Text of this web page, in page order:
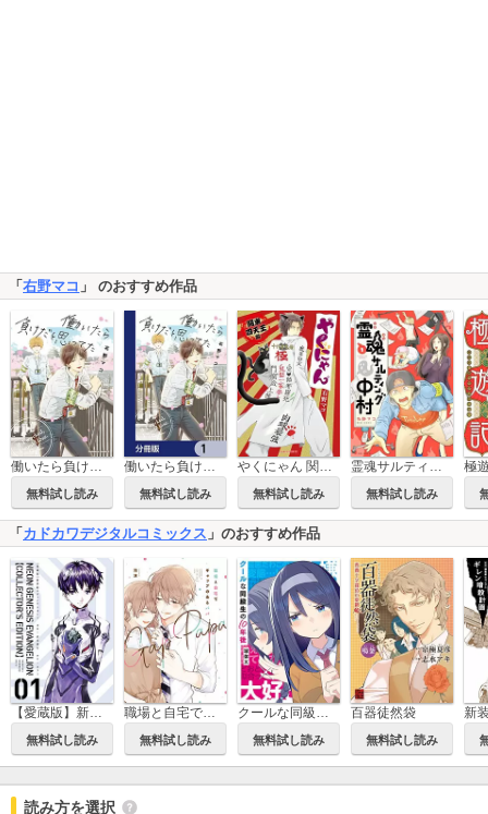
「 右野マコ 」 のおすすめ作品
働いたら負けだと思ってた
無料試し読み
働いたら負けだと思ってた【分冊版】
無料試し読み
やくにゃん 関東四天王編
無料試し読み
霊魂サルティング中村
無料試し読み
「 カドカワデジタルコミックス 」のおすすめ作品
【愛蔵版】新世紀エヴァンゲリオン
無料試し読み
職場と自宅でギャップのあるパパ
無料試し読み
クールな同級生の10年後
無料試し読み
百器徒然袋
無料試し読み
読み方を選択